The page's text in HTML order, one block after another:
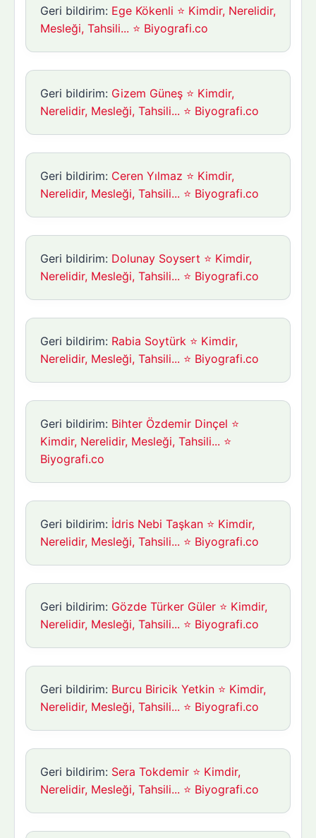
Geri bildirim: Ege Kökenli ⭐ Kimdir, Nerelidir,
Mesleği, Tahsili... ⭐ Biyografi.co
Geri bildirim: Gizem Güneş ⭐ Kimdir,
Nerelidir, Mesleği, Tahsili... ⭐ Biyografi.co
Geri bildirim: Ceren Yılmaz ⭐ Kimdir,
Nerelidir, Mesleği, Tahsili... ⭐ Biyografi.co
Geri bildirim: Dolunay Soysert ⭐ Kimdir,
Nerelidir, Mesleği, Tahsili... ⭐ Biyografi.co
Geri bildirim: Rabia Soytürk ⭐ Kimdir,
Nerelidir, Mesleği, Tahsili... ⭐ Biyografi.co
Geri bildirim: Bihter Özdemir Dinçel ⭐
Kimdir, Nerelidir, Mesleği, Tahsili... ⭐
Biyografi.co
Geri bildirim: İdris Nebi Taşkan ⭐ Kimdir,
Nerelidir, Mesleği, Tahsili... ⭐ Biyografi.co
Geri bildirim: Gözde Türker Güler ⭐ Kimdir,
Nerelidir, Mesleği, Tahsili... ⭐ Biyografi.co
Geri bildirim: Burcu Biricik Yetkin ⭐ Kimdir,
Nerelidir, Mesleği, Tahsili... ⭐ Biyografi.co
Geri bildirim: Sera Tokdemir ⭐ Kimdir,
Nerelidir, Mesleği, Tahsili... ⭐ Biyografi.co